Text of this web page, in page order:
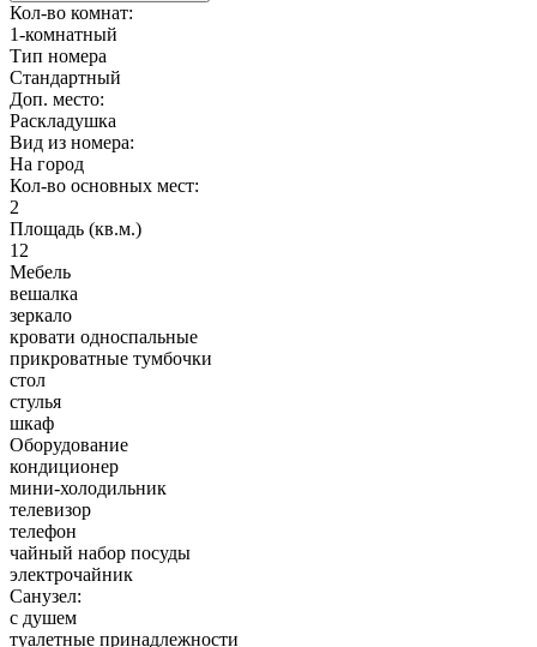
Кол-во комнат:
1-комнатный
Тип номера
Стандартный
Доп. место:
Раскладушка
Вид из номера:
На город
Кол-во основных мест:
2
Площадь (кв.м.)
12
Мебель
вешалка
зеркало
кровати односпальные
прикроватные тумбочки
стол
стулья
шкаф
Оборудование
кондиционер
мини-холодильник
телевизор
телефон
чайный набор посуды
электрочайник
Санузел:
с душем
туалетные принадлежности